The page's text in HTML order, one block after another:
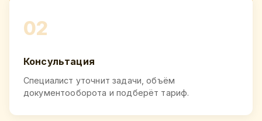
02
Консультация
Специалист уточнит задачи, объём
документооборота и подберёт тариф.